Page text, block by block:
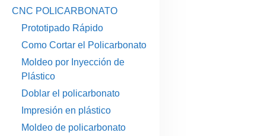
CNC POLICARBONATO
Prototipado Rápido
Como Cortar el Policarbonato
Moldeo por Inyección de
Plástico
Doblar el policarbonato
Impresión en plástico
Moldeo de policarbonato